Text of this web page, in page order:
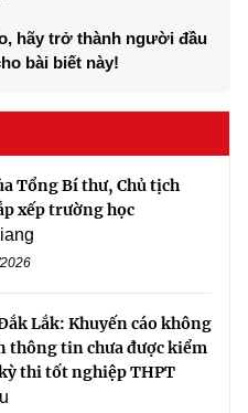
hãy trở thành người đầu
bài biết này!
Tổng Bí thư, Chủ tịch
xếp trường học
Lắk: Khuyến cáo không
thông tin chưa được kiểm
thi tốt nghiệp THPT